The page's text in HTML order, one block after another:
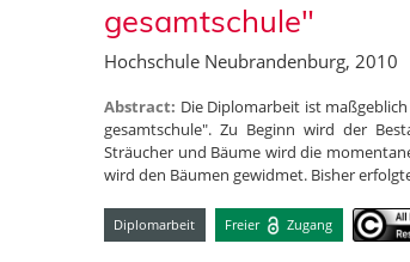
gesamtschule"
Hochschule Neubrandenburg, 2010
Abstract: Die Diplomarbeit ist
gesamtschule". Zu Beginn wird der
Sträucher und Bäume wird die
wird den Bäumen gewidmet. Bisher
Diplomarbeit Freier Zugang